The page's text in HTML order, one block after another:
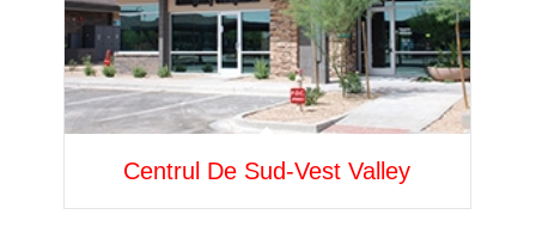
Centrul De Sud-Vest Valley